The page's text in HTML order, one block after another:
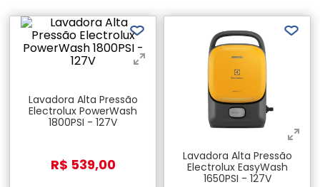
Lavadora Alta Pressão
Electrolux PowerWash
1800PSI - 127V
R$ 539,00
Lavadora Alta Pressão
Electrolux EasyWash
1650PSI - 127V